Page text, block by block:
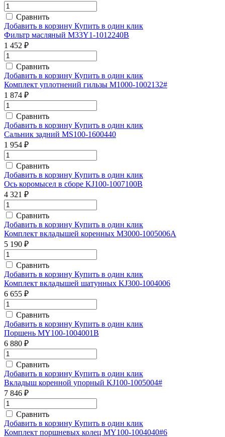
Сравнить
Добавить в корзину Купить в один клик
Фильтр масляный M33Y1-1012240B
1 452 ₽
Сравнить
Добавить в корзину Купить в один клик
Комплект уплотнений гильзы M1000-1002132#
1 874 ₽
Сравнить
Добавить в корзину Купить в один клик
Сальник задний MS100-1600440
1 954 ₽
Сравнить
Добавить в корзину Купить в один клик
Ось коромысел в сборе KJ100-1007100B
4 321 ₽
Сравнить
Добавить в корзину Купить в один клик
Комплект вкладышей коренных M3000-1005006A
5 190 ₽
Сравнить
Добавить в корзину Купить в один клик
Комплект вкладышей шатунных KJ300-1004006
6 655 ₽
Сравнить
Добавить в корзину Купить в один клик
Поршень MY100-1004001B
6 880 ₽
Сравнить
Добавить в корзину Купить в один клик
Вкладыш коренной упорный KJ100-1005004#
7 846 ₽
Сравнить
Добавить в корзину Купить в один клик
Комплект поршневых колец MY100-1004040#6